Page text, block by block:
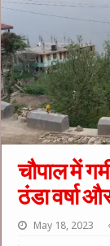
चौपाल में
ठंडा वर्षा
May 18, 2023